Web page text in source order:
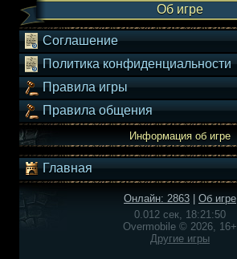
Об игре
Соглашение
Политика конфиденциальности
Правила игры
Правила общения
Информация об игре
Главная
Онлайн: 2863
Об игре
0.012 сек, 18:21:50
Overmobile © 2026, 16+
Другие игры